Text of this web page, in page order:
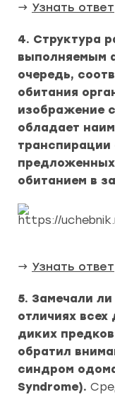
→ Узнать ответ
4. Структура
выполняемым
очередь,
обитания
изображение
обладает
транспирации
предложенных
обитанием в
→ Узнать ответ
5. Замечали
отличиях
диких
обратил
синдром
Syndrome).